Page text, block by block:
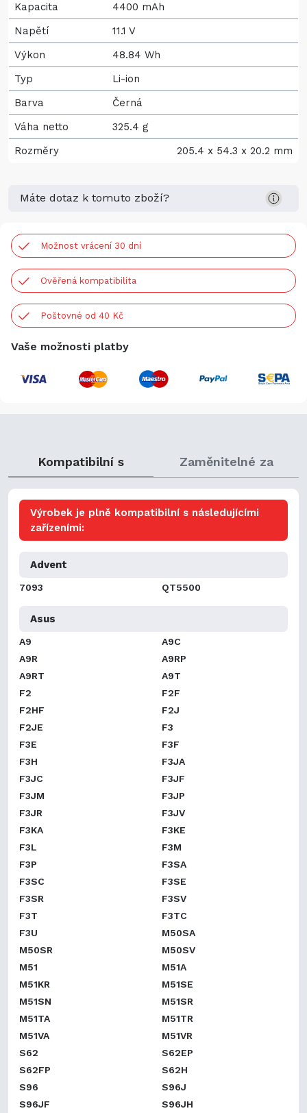
Kapacita
4400 mAh
Napětí
11.1 V
Výkon
48.84 Wh
Typ
Li-ion
Barva
Černá
Váha netto
325.4 g
Rozměry
205.4 x 54.3 x 20.2 mm
Máte dotaz k tomuto zboží?
Možnost vrácení 30 dní
Ověřená kompatibilita
Poštovné od 40 Kč
Vaše možnosti platby
Kompatibilní s Zaměnitelné za
Výrobek je plně kompatibilní s následujícími
zařízeními:
Advent
7093 QT5500
Asus
A9
A9C
A9R
A9RP
A9RT
A9T
F2
F2F
F2HF
F2J
F2JE
F3
F3E
F3F
F3H
F3JA
F3JC
F3JF
F3JM
F3JP
F3JR
F3JV
F3KA
F3KE
F3L
F3M
F3P
F3SA
F3SC
F3SE
F3SR
F3SV
F3T
F3TC
F3U
M50SA
M50SR
M50SV
M51
M51A
M51KR
M51SE
M51SN
M51SR
M51TA
M51TR
M51VA
M51VR
S62
S62EP
S62FP
S62H
S96
S96J
S96JF
S96JH